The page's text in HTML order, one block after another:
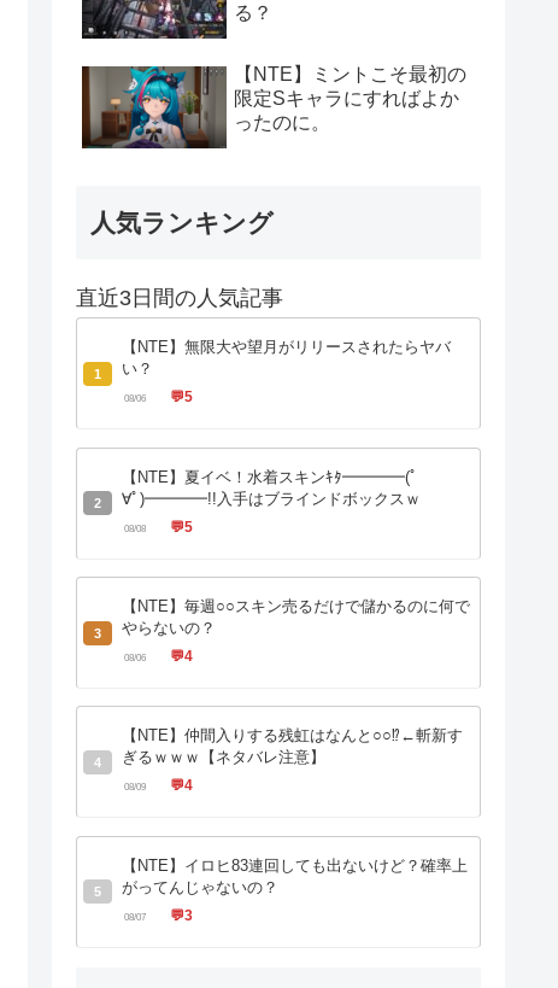
る？
【NTE】ミントこそ最初の
限定Sキャラにすればよか
ったのに。
人気ランキング
直近3日間の人気記事
1
【NTE】無限大や望月がリリースされたらヤバ
い？
08/06 💬5
2
【NTE】夏イベ！水着スキンｷﾀ━━━━(ﾟ
∀ﾟ)━━━━!!入手はブラインドボックスｗ
08/08 💬5
3
【NTE】毎週○○スキン売るだけで儲かるのに何で
やらないの？
08/06 💬4
4
【NTE】仲間入りする残虹はなんと○○⁉←斬新す
ぎるｗｗｗ【ネタバレ注意】
08/09 💬4
5
【NTE】イロヒ83連回しても出ないけど？確率上
がってんじゃないの？
08/07 💬3